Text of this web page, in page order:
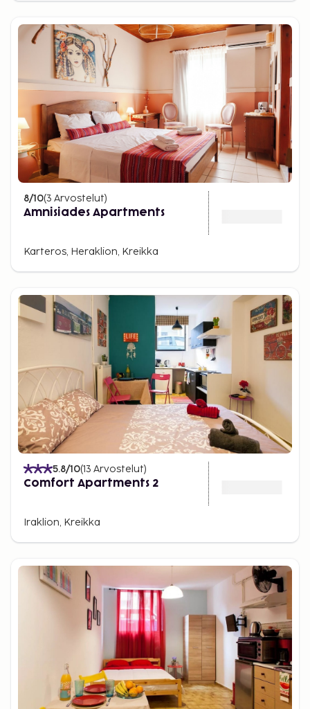
8/10(3 Arvostelut)
Amnisiades Apartments
Karteros, Heraklion, Kreikka
5.8/10(13 Arvostelut)
Comfort Apartments 2
Iraklion, Kreikka